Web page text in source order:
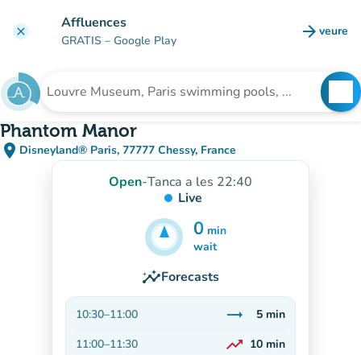
clear Affluences
GRATIS – Google Play arrow_forward veure
(new
Search for an institution
Phantom Manor
place Disneyland® Paris, 77777 Chessy, France
(open in Google Maps)
(new tab)
Open-Tanca a les 22:40
Live
0 min
5min
wait
insightsForecasts
10:30–11:00 trending_flat 5 min
11:00–11:30 trending_up 10 min